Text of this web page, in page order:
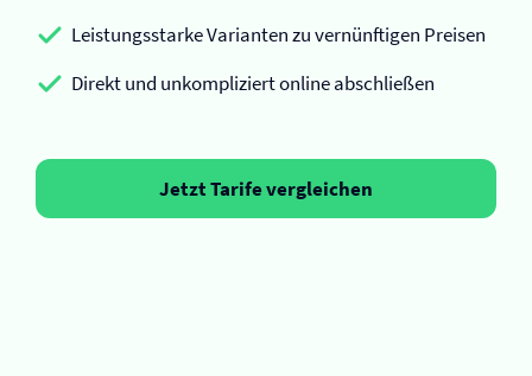
Leistungsstarke Varianten zu vernünftigen Preisen
Direkt und unkompliziert online abschließen
Jetzt Tarife vergleichen